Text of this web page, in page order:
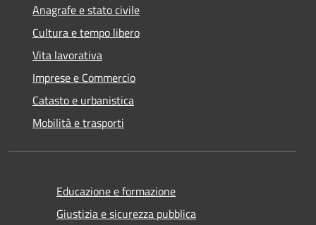
Anagrafe e stato civile
Cultura e tempo libero
Vita lavorativa
Imprese e Commercio
Catasto e urbanistica
Mobilità e trasporti
Educazione e formazione
Giustizia e sicurezza pubblica